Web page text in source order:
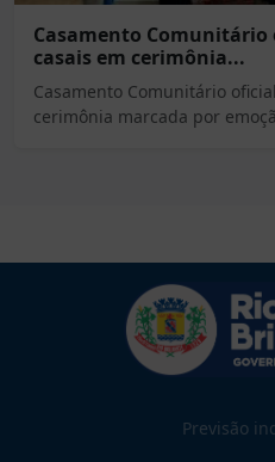
Casamento
casais em cerimônia...
Casamento Comunitário
cerimônia marcada por
Previsão